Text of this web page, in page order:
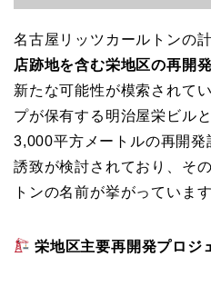
名古屋リッツカールトンの
店跡地を含む栄地区の再開
新たな可能性が模索されて
プが保有する明治屋栄ビル
3,000平方メートルの再開
誘致が検討されており、そ
トンの名前が挙がっています
栄地区主要再開発プロジ